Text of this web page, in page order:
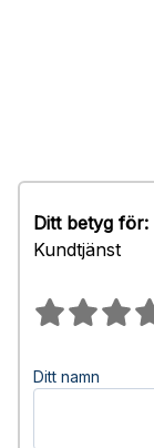
Ditt betyg för:
Kundtjänst
Ditt namn